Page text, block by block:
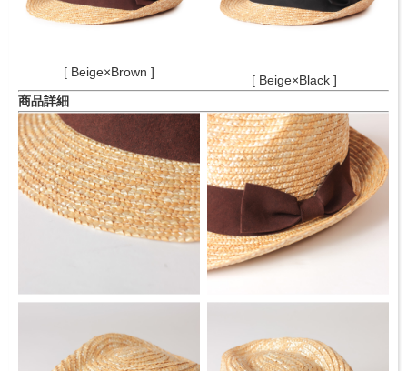
[ Beige×Brown ]
[ Beige×Black ]
商品詳細